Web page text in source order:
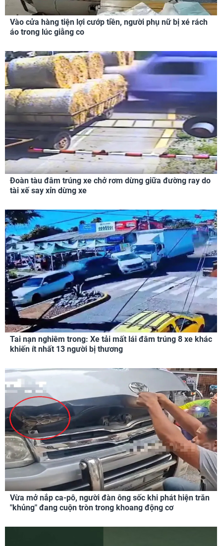
Vào cửa hàng tiện lợi cướp tiền, người phụ nữ bị xé rách
áo trong lúc giằng co
Đoàn tàu đâm trúng xe chở rơm dừng giữa đường ray do
tài xế say xỉn dừng xe
Tai nạn nghiêm trong: Xe tải mất lái đâm trúng 8 xe khác
khiến ít nhất 13 người bị thương
Vừa mở nắp ca-pô, người đàn ông sốc khi phát hiện trăn
"khủng" đang cuộn tròn trong khoang động cơ